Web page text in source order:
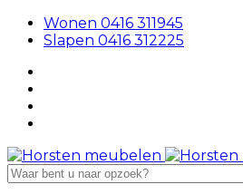
Wonen 0416 311945
Slapen 0416 312225